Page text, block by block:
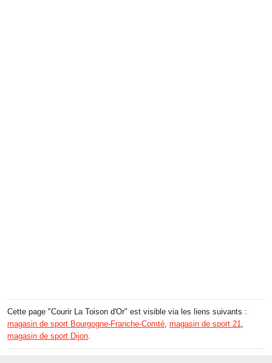
Cette page "Courir La Toison d'Or" est visible via les liens suivants :
magasin de sport Bourgogne-Franche-Comté magasin de sport 21
magasin de sport Dijon